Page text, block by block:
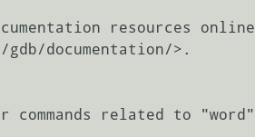
resources
commands related to